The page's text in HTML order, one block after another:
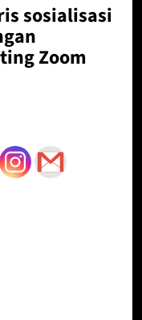
sosialisasi
Zoom